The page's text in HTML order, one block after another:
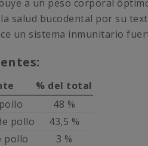
a un peso corporal
salud bucodental por su
un sistema inmunitario
% del total
48 %
pollo
43,5 %
pollo
3 %